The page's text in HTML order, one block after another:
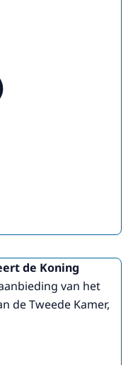
de Koning
van het
de Tweede Kamer,